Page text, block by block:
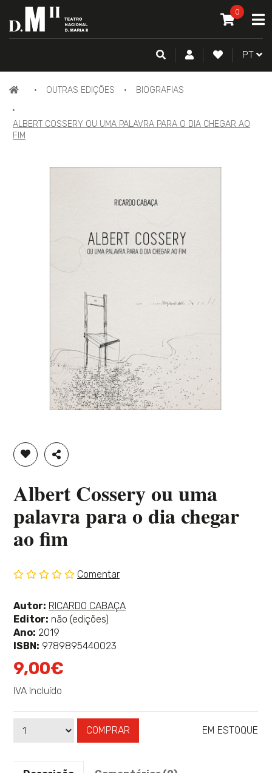
0
O MEU
ITEM(S) -
PESQUISACONTA DEFAZER
PT
PÁGINA OUTRAS EDIÇÕES BIOGRAFIAS
ALBERT COSSERY OU UMA PALAVRA PARA O DIA CHEGAR AO
FIM
ADICIONAR À LISTA DE DESEJOS
PARTILHAR
Albert Cossery ou uma
palavra para o dia chegar
ao fim
classificação
Comentar
Autor: Ver
mais
sobre
RICARDO CABAÇA
Editor: não (edições)
Ano: 2019
ISBN: 9789895440023
9,00€
IVA Incluído
Qtd COMPRAR
Disponibilidade: EM ESTOQUE